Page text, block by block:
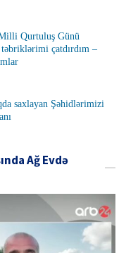
Qurtuluş Günü
çatdırdım –
saxlayan Şəhidlərimizi
Ağ Evdə